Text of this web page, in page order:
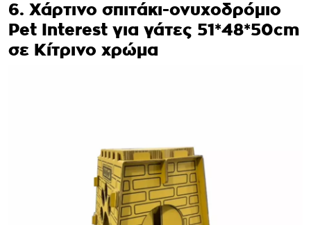
6. Χάρτινο σπιτάκι-ονυχοδρόμιο
Pet Interest για γάτες 51*48*50cm
σε Κίτρινο χρώμα